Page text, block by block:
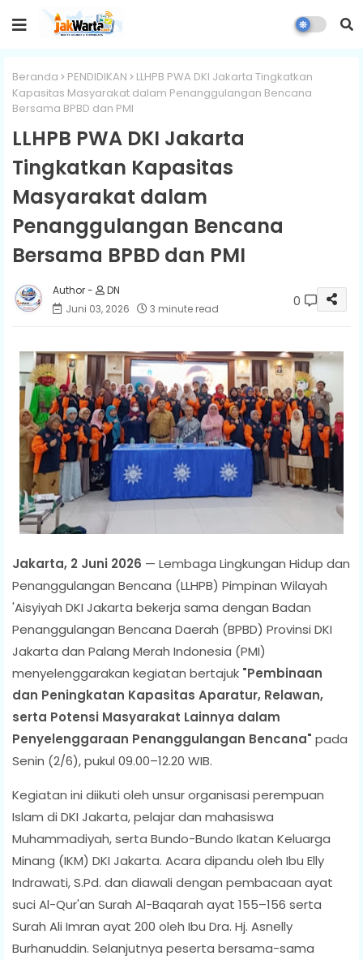
Beranda PENDIDIKAN
LLHPB PWA DKI Jakarta Tingkatkan
Kapasitas Masyarakat dalam Penanggulangan Bencana
Bersama BPBD dan PMI
LLHPB PWA DKI Jakarta
Tingkatkan Kapasitas
Masyarakat dalam
Penanggulangan Bencana
Bersama BPBD dan PMI
DN
Juni 03, 2026
3 minute read 0
Jakarta, 2 Juni 2026 — Lembaga Lingkungan Hidup dan
Penanggulangan Bencana (LLHPB) Pimpinan Wilayah
'Aisyiyah DKI Jakarta bekerja sama dengan Badan
Penanggulangan Bencana Daerah (BPBD) Provinsi DKI
Jakarta dan Palang Merah Indonesia (PMI)
menyelenggarakan kegiatan bertajuk "Pembinaan
dan Peningkatan Kapasitas Aparatur, Relawan,
serta Potensi Masyarakat Lainnya dalam
Penyelenggaraan Penanggulangan Bencana" pada
Senin (2/6), pukul 09.00–12.20 WIB.
Kegiatan ini diikuti oleh unsur organisasi perempuan
Islam di DKI Jakarta, pelajar dan mahasiswa
Muhammadiyah, serta Bundo-Bundo Ikatan Keluarga
Minang (IKM) DKI Jakarta. Acara dipandu oleh Ibu Elly
Indrawati, S.Pd. dan diawali dengan pembacaan ayat
suci Al-Qur'an Surah Al-Baqarah ayat 155–156 serta
Surah Ali Imran ayat 200 oleh Ibu Dra. Hj. Asnelly
Burhanuddin. Selanjutnya peserta bersama-sama